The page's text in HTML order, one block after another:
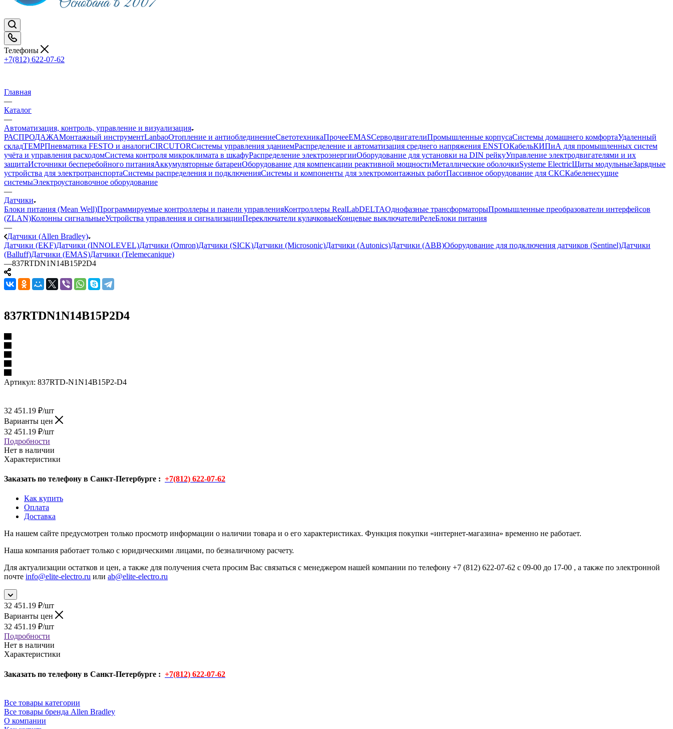
Телефоны
+7(812) 622-07-62
Главная
—
Каталог
—
Автоматизация, контроль, управление и визуализация
РАСПРОДАЖАМонтажный инструментLanbaoОтопление и антиоблединениеСветотехникаПрочееEMASCерводвигателиПромышленные корпусаСистемы домашнего комфортаУдаленный
складTEMPПневматика FESTO и аналогиCIRCUTORСистемы управления зданиемРаспределение и автоматизация среднего напряжения ENSTOКабельКИПиА для промышленных систем
учёта и управления расходомСистема контроля микроклимата в шкафуРаспределение электроэнергииОборудование для установки на DIN рейкуУправление электродвигателями и их
защитаИсточники бесперебойного питанияАккумуляторные батареиОборудование для компенсации реактивной мощностиМеталлические оболочкиSysteme ElectricЩиты модульныеЗарядные
устройства для электротранспортаСистемы распределения и подключенияСистемы и компоненты для электромонтажных работПассивное оборудование для СКСКабеленесущие
системыЭлектроустановочное оборудование
—
Датчики
Блоки питания (Mean Well)Программируемые контроллеры и панели управленияКонтроллеры RealLabDELTAОднофазные трансформаторыПромышленные преобразователи интерфейсов
(ZLAN)Колонны сигнальныеУстройства управления и сигнализацииПереключатели кулачковыеКонцевые выключателиРелеБлоки питания
—
Датчики (Allen Bradley)
Датчики (EKF)Датчики (INNOLEVEL)Датчики (Omron)Датчики (SICK)Датчики (Microsonic)Датчики (Autonics)Датчики (ABB)Оборудование для подключения датчиков (Sentinel)Датчики
(Balluff)Датчики (EMAS)Датчики (Telemecanique)
—837RTDN1N14B15P2D4
837RTDN1N14B15P2D4
Артикул: 837RTD-N1N14B15P2-D4
32 451.19 ₽/шт
Варианты цен
32 451.19 ₽/шт
Подробности
Нет в наличии
Характеристики
Заказать по телефону в Санкт-Петербурге : +7(812) 622-07-62
Как купить
Оплата
Доставка
На нашем сайте предусмотрен только просмотр информации о наличии товара и о его характеристиках. Функция покупки «интернет-магазина» временно не работает.
Наша компания работает только с юридическими лицами, по безналичному расчету.
Для актуализации остатков и цен, а также для получения счета просим Вас связаться с менеджером нашей компании по телефону +7 (812) 622-07-62 с 09-00 до 17-00 , а также по электронной
почте info@elite-electro.ru или ab@elite-electro.ru
32 451.19 ₽/шт
Варианты цен
32 451.19 ₽/шт
Подробности
Нет в наличии
Характеристики
Заказать по телефону в Санкт-Петербурге : +7(812) 622-07-62
Все товары категории
Все товары бренда Allen Bradley
О компании